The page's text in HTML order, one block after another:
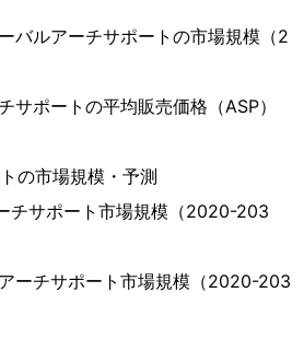
バルアーチサポートの市場規模（2
サポートの平均販売価格（ASP）
の市場規模・予測
チサポート市場規模（2020-203
ーチサポート市場規模（2020-203